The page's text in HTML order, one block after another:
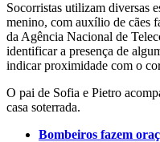
Socorristas utilizam diversas
menino, com auxílio de cães
da Agência Nacional de
identificar a presença de
indicar proximidade com o
O pai de Sofia e Pietro
casa soterrada.
Bombeiros fazem